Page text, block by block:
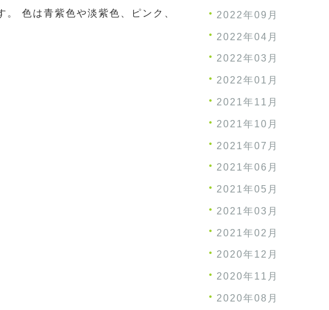
色は青紫色や淡紫色、ピンク、
2022年09月
2022年04月
2022年03月
2022年01月
2021年11月
2021年10月
2021年07月
2021年06月
2021年05月
2021年03月
2021年02月
2020年12月
2020年11月
2020年08月